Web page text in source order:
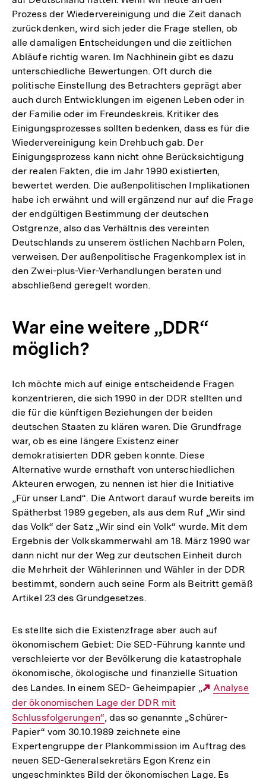
Prozess der Wiedervereinigung und die Zeit danach
zurückdenken, wird sich jeder die Frage stellen, ob
alle damaligen Entscheidungen und die zeitlichen
Abläufe richtig waren. Im Nachhinein gibt es dazu
unterschiedliche Bewertungen. Oft durch die
politische Einstellung des Betrachters geprägt aber
auch durch Entwicklungen im eigenen Leben oder in
der Familie oder im Freundeskreis. Kritiker des
Einigungsprozesses sollten bedenken, dass es für die
Wiedervereinigung kein Drehbuch gab. Der
Einigungsprozess kann nicht ohne Berücksichtigung
der realen Fakten, die im Jahr 1990 existierten,
bewertet werden. Die außenpolitischen Implikationen
habe ich erwähnt und will ergänzend nur auf die Frage
der endgültigen Bestimmung der deutschen
Ostgrenze, also das Verhältnis des vereinten
Deutschlands zu unserem östlichen Nachbarn Polen,
verweisen. Der außenpolitische Fragenkomplex ist in
den Zwei-plus-Vier-Verhandlungen beraten und
abschließend geregelt worden.
War eine weitere „DDR“
möglich?
Ich möchte mich auf einige entscheidende Fragen
konzentrieren, die sich 1990 in der DDR stellten und
die für die künftigen Beziehungen der beiden
deutschen Staaten zu klären waren. Die Grundfrage
war, ob es eine längere Existenz einer
demokratisierten DDR geben konnte. Diese
Alternative wurde ernsthaft von unterschiedlichen
Akteuren erwogen, zu nennen ist hier die Initiative
„Für unser Land“. Die Antwort darauf wurde bereits im
Spätherbst 1989 gegeben, als aus dem Ruf „Wir sind
das Volk“ der Satz „Wir sind ein Volk“ wurde. Mit dem
Ergebnis der Volkskammerwahl am 18. März 1990 war
dann nicht nur der Weg zur deutschen Einheit durch
die Mehrheit der Wählerinnen und Wähler in der DDR
bestimmt, sondern auch seine Form als Beitritt gemäß
Artikel 23 des Grundgesetzes.
Es stellte sich die Existenzfrage aber auch auf
ökonomischem Gebiet: Die SED-Führung kannte und
verschleierte vor der Bevölkerung die katastrophale
ökonomische, ökologische und finanzielle Situation
des Landes. In einem SED- Geheimpapier „
Externer
Analyse
der ökonomischen Lage der DDR mit
Schlussfolgerungen“, das so genannte „Schürer-
Papier“ vom 30.10.1989 zeichnete eine
Expertengruppe der Plankommission im Auftrag des
neuen SED-Generalsekretärs Egon Krenz ein
ungeschminktes Bild der ökonomischen Lage. Es